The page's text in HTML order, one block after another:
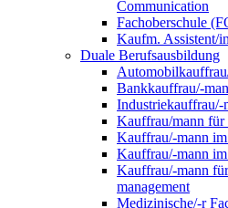
Communication
Fachoberschule
Kaufm. Assistent/
Duale Berufsausbildung
Bankkauffrau/-
Industriekauffrau/-
Kauffrau/mann für
Kauffrau/-mann
Kauffrau/-mann
Kauffrau/-mann
manage­ment
Medizinische/-r